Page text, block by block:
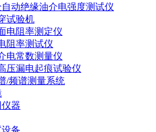
自动绝缘油介电强度测试仪
试验机
电阻率测定仪
阻率测试仪
电常数测量仪
压漏电起痕试验仪
/频谱测量系统
器
备